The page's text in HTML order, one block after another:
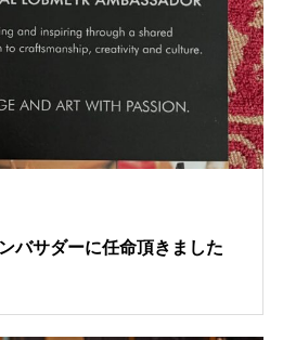
バサダーに任命頂きました